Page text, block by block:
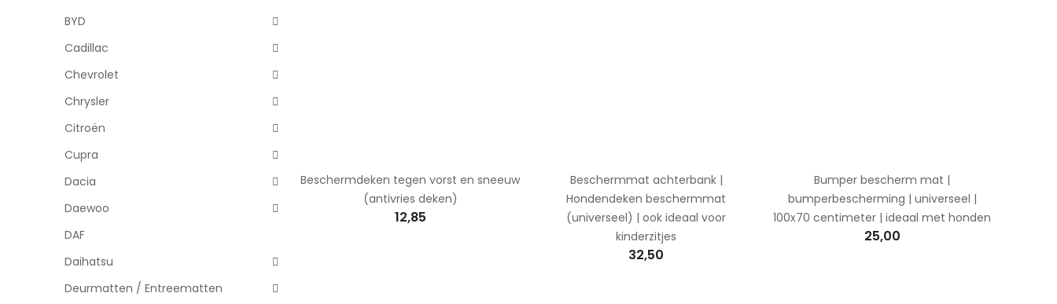
BYD
Cadillac
Chevrolet
Chrysler
Citroën
Cupra
Dacia
Daewoo
DAF
Daihatsu
Deurmatten / Entreematten
Beschermdeken tegen vorst en sneeuw
(antivries deken)
12,85
Beschermmat achterbank |
Hondendeken beschermmat
(universeel) | ook ideaal voor
kinderzitjes
32,50
Bumper bescherm mat |
bumperbescherming | universeel |
100x70 centimeter | ideaal met honden
25,00